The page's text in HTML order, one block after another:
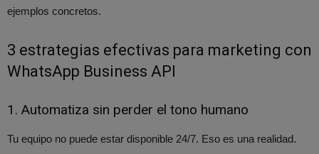
ejemplos concretos.
3 estrategias efectivas para marketing con
WhatsApp Business API
1. Automatiza sin perder el tono humano
Tu equipo no puede estar disponible 24/7. Eso es una realidad.